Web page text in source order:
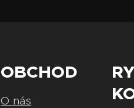
OBCHOD
O nás